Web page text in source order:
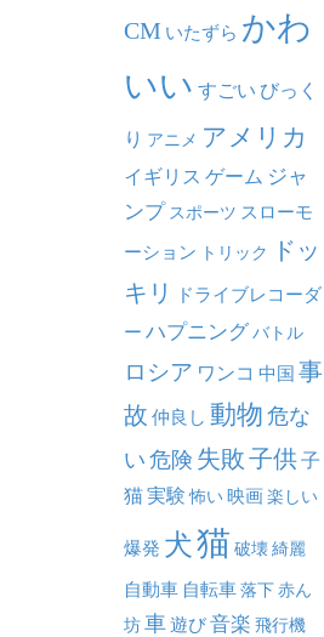
CM いたずら かわ
いい すごい びっく
り アニメ アメリカ
イギリス ゲーム ジャ
ンプ スポーツ スローモ
ーション トリック
ドッ
キリ
ドライブレコーダ
ー ハプニング バトル
ロシア ワンコ 中国 事
故 仲良し 動物 危な
い 危険 失敗子供子
猫実験 怖い映画楽しい
爆発 犬猫 破壊綺麗
自動車 自転車落下赤ん
坊車遊び音楽 飛行機